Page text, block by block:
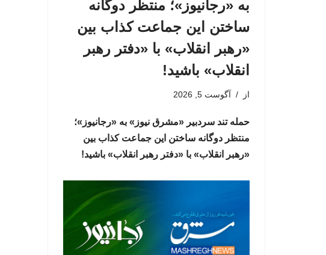
به «رجانیوز»؛ منتظر دوگانه
ساختن این جماعت کذاب بین
«رهبر انقلاب» با «دفتر رهبر
انقلاب» باشید!
از آگوست 5, 2026
حمله تند سردبیر «مشرق نیوز» به «رجانیوز»؛
منتظر دوگانه ساختن این جماعت کذاب بین
«رهبر انقلاب» با «دفتر رهبر انقلاب» باشید!